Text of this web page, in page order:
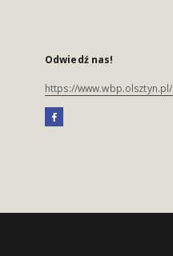
Odwiedź nas!
https://www.wbp.olsztyn.pl/